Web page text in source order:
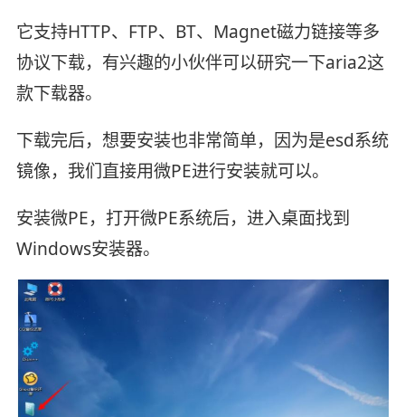
它支持HTTP、FTP、BT、Magnet磁力链接等多
协议下载，有兴趣的小伙伴可以研究一下aria2这
款下载器。
下载完后，想要安装也非常简单，因为是esd系统
镜像，我们直接用微PE进行安装就可以。
安装微PE，打开微PE系统后，进入桌面找到
Windows安装器。